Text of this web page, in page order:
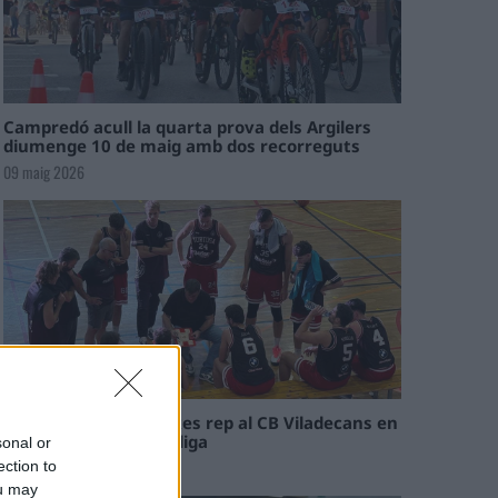
or
to
may
Campredó acull la quarta prova dels Argilers
diumenge 10 de maig amb dos recorreguts
09 maig 2026
El Cantaires amb baixes rep al CB Viladecans en
el tram decisiu de la lliga
09 maig 2026